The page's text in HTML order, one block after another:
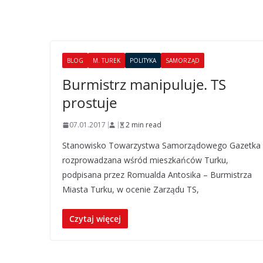
BLOG M. TUREK POLITYKA SAMORZĄD
Burmistrz manipuluje. TS
prostuje
07.01.2017 2 min read
Stanowisko Towarzystwa Samorządowego Gazetka
rozprowadzana wśród mieszkańców Turku,
podpisana przez Romualda Antosika – Burmistrza
Miasta Turku, w ocenie Zarządu TS,
Czytaj więcej